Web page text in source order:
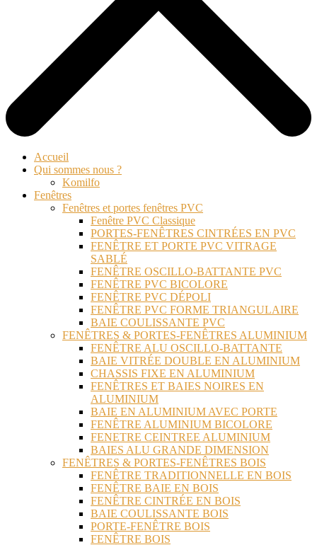
Accueil
Qui sommes nous ?
Komilfo
Fenêtres
Fenêtres et portes fenêtres PVC
Fenêtre PVC Classique
PORTES-FENÊTRES CINTRÉES EN PVC
FENÊTRE ET PORTE PVC VITRAGE
SABLÉ
FENÊTRE OSCILLO-BATTANTE PVC
FENÊTRE PVC BICOLORE
FENÊTRE PVC DÉPOLI
FENÊTRE PVC FORME TRIANGULAIRE
BAIE COULISSANTE PVC
FENÊTRES & PORTES-FENÊTRES ALUMINIUM
FENÊTRE ALU OSCILLO-BATTANTE
BAIE VITRÉE DOUBLE EN ALUMINIUM
CHASSIS FIXE EN ALUMINIUM
FENÊTRES ET BAIES NOIRES EN
ALUMINIUM
BAIE EN ALUMINIUM AVEC PORTE
FENÊTRE ALUMINIUM BICOLORE
FENETRE CEINTREE ALUMINIUM
BAIES ALU GRANDE DIMENSION
FENÊTRES & PORTES-FENÊTRES BOIS
FENÊTRE TRADITIONNELLE EN BOIS
FENÊTRE BAIE EN BOIS
FENÊTRE CINTRÉE EN BOIS
BAIE COULISSANTE BOIS
PORTE-FENÊTRE BOIS
FENÊTRE BOIS